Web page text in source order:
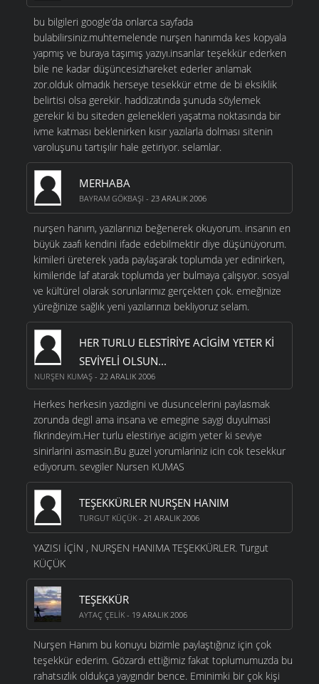
bu bilgileri google’da onlarca sayfada
bulabilirsiniz.muhtemelende nurşen hanımda kes kopyala
yapmış ve buraya taşımış yazıyı.insanlar teşekkür ederken
bile ne kadar düşüncesizhareket ederler anlamak
zor.olduk olmadık herseye tesekkür etme de bi eksiklik
belirtisi olsa gerekir. haddizatında şunuda söylemek
gerekir ki bu siteden gelenekleri yaşatma noktasında bir
ivme katması beklenirken kısır yazılarla dolması sitenin
varoluşunu tartışılır hale getiriyor. selamlar.
MERHABA
BAYRAM GÖKBAŞI - 23 ARALIK 2006
nurşen hanım, yazılarınızı beğenerek okuyorum. insanın en
büyük zaafı kendini ifade edebilmektir diye düşünüyorum.
kimileri üreterek yada paylaşarak toplumda yer edinirken,
kimileride laf atarak toplumda yer bulmaya çalışıyor. sosyal
ve kültürel olarak sorunlarımız gerçekten çok. emeğinize
yüreğinize sağlık yeni yazılarınızı bekliyoruz selam.
HER TURLU ELESTIRIYE ACIGIM YETER KI
SEVIYELI OLSUN...
NURŞEN KUMAŞ - 22 ARALIK 2006
Herkes herkesin yazdigini ve dusuncelerini paylasmak
zorunda degil ama insana ve emegine saygi duyulmasi
fikrindeyim.Her turlu elestiriye acigim yeter ki seviye
sinirlarini asmasin.Bu guzel yorumlariniz icin cok tesekkur
ediyorum. sevgiler Nursen KUMAS
TEŞEKKÜRLER NURŞEN HANIM
TURGUT KÜÇÜK - 21 ARALIK 2006
YAZISI İÇİN , NURŞEN HANIMA TEŞEKKÜRLER. Turgut
KÜÇÜK
TEŞEKKÜR
AYTAÇ ÇELIK - 19 ARALIK 2006
Nurşen Hanım bu konuyu bizimle paylaştığınız için çok
teşekkür ederim. Gözardı ettiğimiz fakat toplumumuzda bu
rahatsızlık oldukça yaygındır bence. Eminimki bir çok kişi